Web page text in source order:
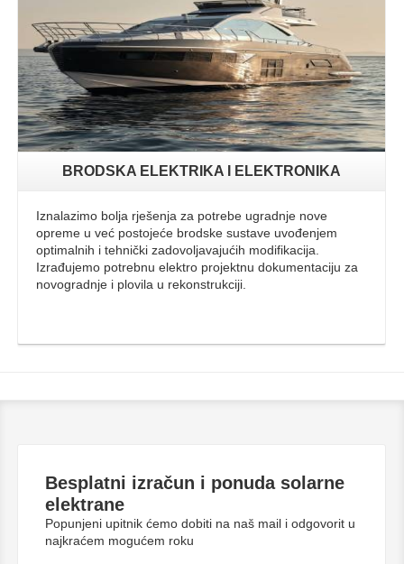
BRODSKA ELEKTRIKA I ELEKTRONIKA
Iznalazimo bolja rješenja za potrebe ugradnje nove
opreme u već postojeće brodske sustave uvođenjem
optimalnih i tehnički zadovoljavajućih modifikacija.
Izrađujemo potrebnu elektro projektnu dokumentaciju za
novogradnje i plovila u rekonstrukciji.
Besplatni izračun i ponuda solarne
elektrane
Popunjeni upitnik ćemo dobiti na naš mail i odgovorit u
najkraćem mogućem roku